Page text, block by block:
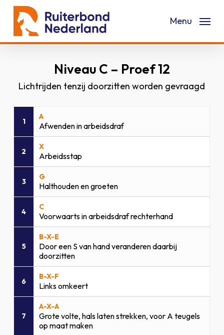
Skip
main
Menu
Niveau C – Proef 12
Lichtrijden tenzij doorzitten worden gevraagd
1
A
Afwenden in arbeidsdraf
2
X
Arbeidsstap
3
G
Halthouden en groeten
4
C
Voorwaarts in arbeidsdraf rechterhand
5
B-X-E
Door een S van hand veranderen daarbij
doorzitten
6
B-X-F
Links omkeert
7
A-X-A
Grote volte, hals laten strekken, voor A teugels
op maat maken